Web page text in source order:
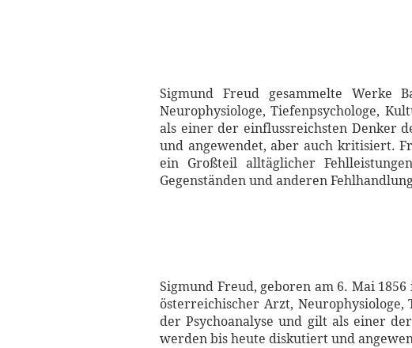
Sigmund Freud gesammelte Werke
Neurophysiologe, Tiefenpsychologe,
als einer der einflussreichsten Denker
und angewendet, aber auch kritisiert.
ein Großteil alltäglicher
Gegenständen und anderen
Sigmund Freud, geboren am 6. Mai
österreichischer Arzt,
der Psychoanalyse und gilt als einer
werden bis heute diskutiert und